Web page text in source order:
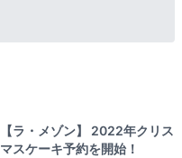
【ラ・メゾン】 2022年クリス
マスケーキ予約を開始！